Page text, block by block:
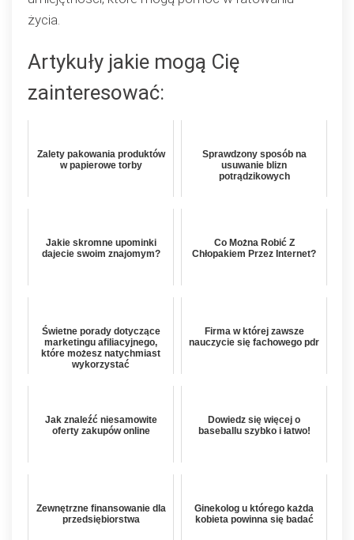
życia.
Artykuły jakie mogą Cię
zainteresować:
Zalety pakowania produktów
w papierowe torby
Sprawdzony sposób na
usuwanie blizn
potrądzikowych
Jakie skromne upominki
dajecie swoim znajomym?
Co Można Robić Z
Chłopakiem Przez Internet?
Świetne porady dotyczące
marketingu afiliacyjnego,
które możesz natychmiast
wykorzystać
Firma w której zawsze
nauczycie się fachowego pdr
Jak znaleźć niesamowite
oferty zakupów online
Dowiedz się więcej o
baseballu szybko i łatwo!
Zewnętrzne finansowanie dla
przedsiębiorstwa
Ginekolog u którego każda
kobieta powinna się badać